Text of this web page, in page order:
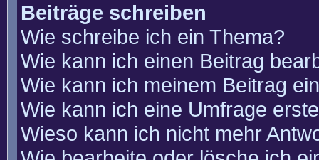
Beiträge schreiben
Wie schreibe ich ein Thema?
Wie kann ich einen Beitrag
Wie kann ich meinem Beitrag
Wie kann ich eine Umfrage
Wieso kann ich nicht mehr